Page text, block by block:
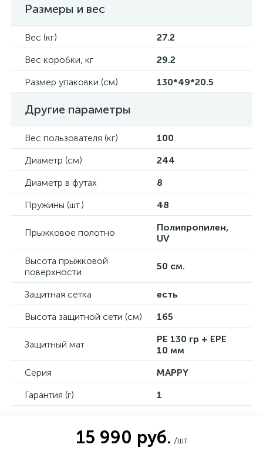
Размеры и вес
Вес (кг)
27.2
Вес коробки, кг
29.2
Размер упаковки (см)
130*49*20.5
Другие параметры
Вес пользователя (кг)
100
Диаметр (см)
244
Диаметр в футах
8
Пружины (шт.)
48
Прыжковое полотно
Полипропилен,
UV
Высота прыжковой
поверхности
50 см.
Защитная сетка
есть
Высота защитной сети (см)
165
Защитный мат
PE 130 гр + EPE
10 мм
Серия
MAPPY
Гарантия (г)
1
15 990 руб. /шт